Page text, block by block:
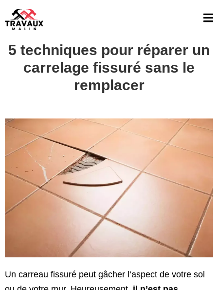
5 techniques pour réparer un
carrelage fissuré sans le
remplacer
Un carreau fissuré peut gâcher l’aspect de votre sol